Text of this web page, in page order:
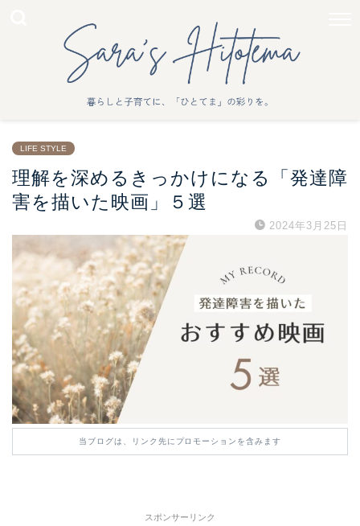
LIFE STYLE
理解を深めるきっかけになる「発達障
害を描いた映画」５選
2024年3月25日
当ブログは、リンク先にプロモーションを含みます
スポンサーリンク